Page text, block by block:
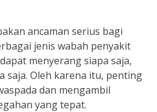
ancaman serius bagi
jenis wabah penyakit
menyerang siapa saja,
saja. Oleh karena itu, penting
dan mengambil
yang tepat.